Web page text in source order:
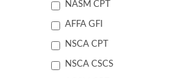
NASM CPT
AFFA GFI
NSCA CPT
NSCA CSCS